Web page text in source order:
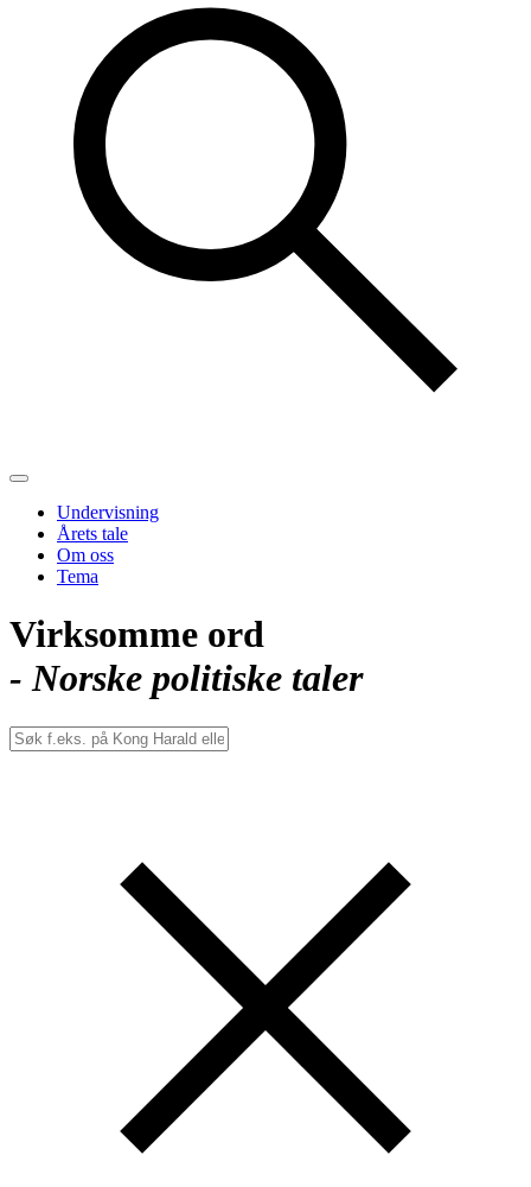
Undervisning
Årets tale
Om oss
Tema
Virksomme ord
- Norske politiske taler